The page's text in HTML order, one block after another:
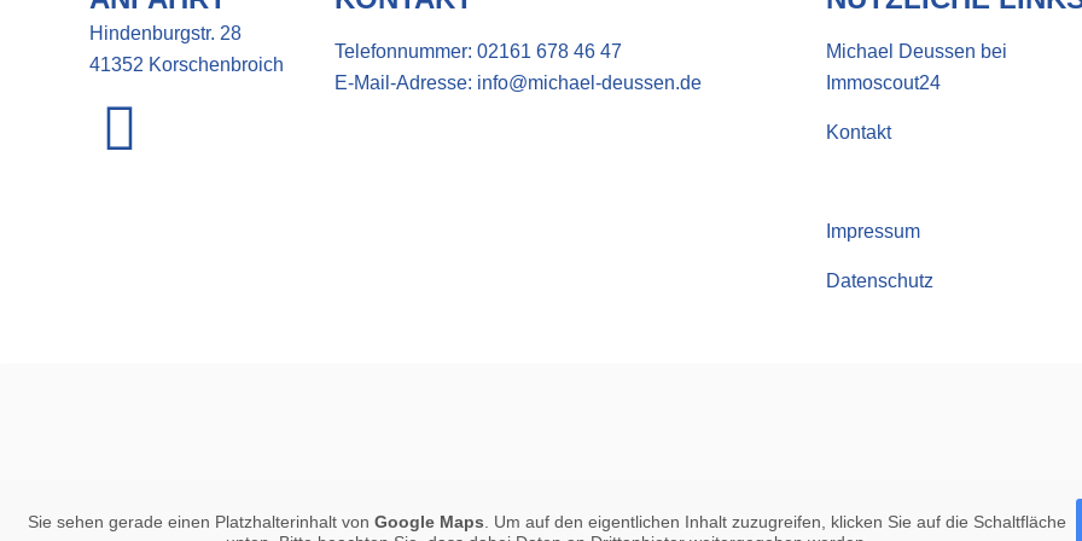
Hindenburgstr. 28
41352 Korschenbroich
Telefonnummer:02161 678 46 47
E-Mail-Adresse: info@michael-deussen.de
Michael Deussen bei
Immoscout24
Kontakt
Impressum
Datenschutz
Sie sehen gerade einen Platzhalterinhalt vonGoogle Maps. Um auf den eigentlichen Inhalt zuzugreifen, klicken Sie auf die Schaltfläche